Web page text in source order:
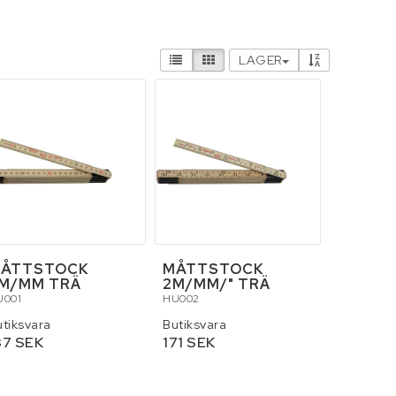
Smörjmedel LAGER
MM TRÄ
SEK
MÅTTSTOCK
2M/MM/" TRÄ
HU002
Butiksvara
171 SEK